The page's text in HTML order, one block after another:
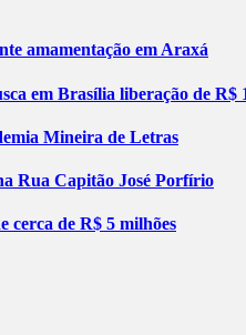
amamentação em Araxá
em Brasília liberação de R$
Mineira de Letras
Rua Capitão José Porfírio
cerca de R$ 5 milhões